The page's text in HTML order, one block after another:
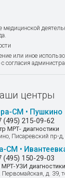
медицинской
или иное
согласия
центры
СМ • Пушкино
(495) 215-09-62
МРТ- диагностики
Писаревский пр-д,
СМ •
(495) 150-29-03
МРТ-УЗИ диагностики
д. 39,